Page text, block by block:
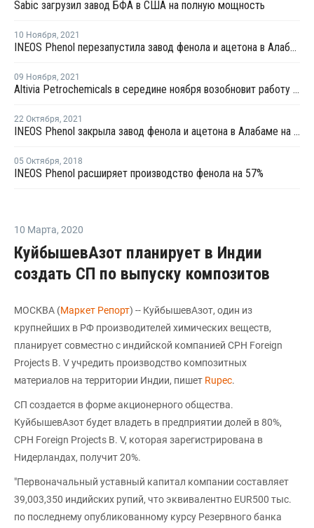
Sabic загрузил завод БФА в США на полную мощность
10 Ноября, 2021
INEOS Phenol перезапустила завод фенола и ацетона в Алабаме после планового ремонта
09 Ноября, 2021
Altivia Petrochemicals в середине ноября возобновит работу линии фенола и ацетона в Огайо после планового ремонта
22 Октября, 2021
INEOS Phenol закрыла завод фенола и ацетона в Алабаме на плановый ремонт
05 Октября, 2018
INEOS Phenol расширяет производство фенола на 57%
10 Марта, 2020
КуйбышевАзот планирует в Индии
создать СП по выпуску композитов
МОСКВА (Маркет Репорт) -- КуйбышевАзот, один из
крупнейших в РФ производителей химических веществ,
планирует совместно с индийской компанией CPH Foreign
Projects B. V учредить производство композитных
материалов на территории Индии, пишет Rupec.
СП создается в форме акционерного общества.
КуйбышевАзот будет владеть в предприятии долей в 80%,
CPH Foreign Projects B. V, которая зарегистрирована в
Нидерландах, получит 20%.
"Первоначальный уставный капитал компании составляет
39,003,350 индийских рупий, что эквивалентно EUR500 тыс.
по последнему опубликованному курсу Резервного банка